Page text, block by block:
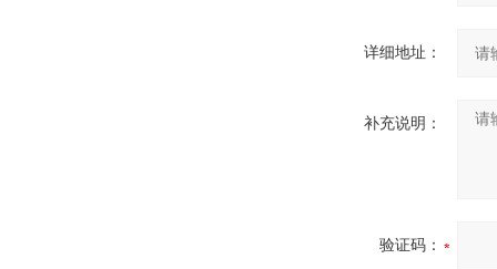
详细地址：
补充说明：
验证码：